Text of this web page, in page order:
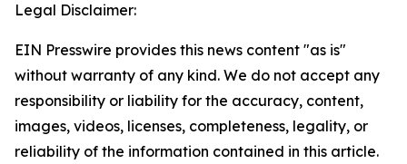
Legal Disclaimer:
EIN Presswire provides this news content "as is"
without warranty of any kind. We do not accept any
responsibility or liability for the accuracy, content,
images, videos, licenses, completeness, legality, or
reliability of the information contained in this article.